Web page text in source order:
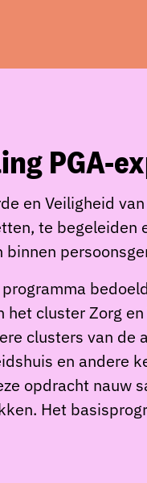
PGA-
en Veiligheid
te begeleiden
het cluster Zorg
clusters van de
en andere
opdracht nauw
Het